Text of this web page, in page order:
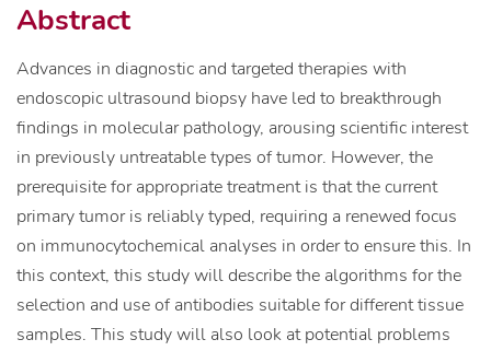
Abstract
Advances in diagnostic and targeted therapies with
endoscopic ultrasound biopsy have led to breakthrough
findings in molecular pathology, arousing scientific interest
in previously untreatable types of tumor. However, the
prerequisite for appropriate treatment is that the current
primary tumor is reliably typed, requiring a renewed focus
on immunocytochemical analyses in order to ensure this. In
this context, this study will describe the algorithms for the
selection and use of antibodies suitable for different tissue
samples. This study will also look at potential problems